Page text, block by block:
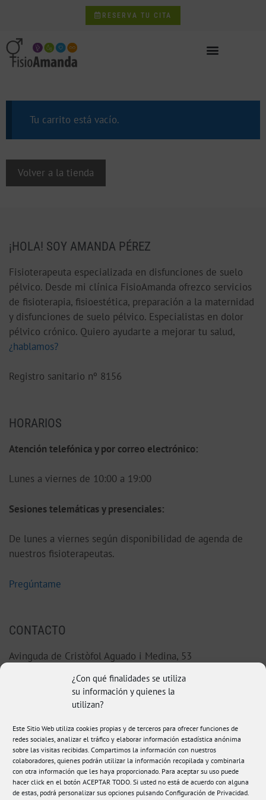
¿Con qué finalidades se utiliza
su información y quienes la
utilizan?
Este Sitio Web utiliza cookies propias y de terceros para ofrecer funciones de
redes sociales, analizar el tráfico y elaborar información estadística anónima
sobre las visitas recibidas. Compartimos la información con nuestros
colaboradores, quienes podrán utilizar la información recopilada y combinarla
con otra información que les haya proporcionado. Para aceptar su uso puede
hacer click en el botón ACEPTAR TODO. Si usted no está de acuerdo con alguna
de estas, podrá personalizar sus opciones pulsando Configuración de Privacidad.
RESERVA TU CITA
Tu carrito está vacío.
Volver a la tienda
¡HOLA! SOY AMANDA PÉREZ
Fisioterapeuta especializada en disfunciones de suelo
pélvico. Desde mi clínica FisioAmanda ofrezco servicios
de fisioterapia, fisioestética, preparación a la maternidad
y disfunciones de suelo pélvico. Especialistas en dolor
pélvico crónico. Quiero ayudarte a mejorar tu salud,
¿hablamos?
Registro sanitario nº 8156
HORARIOS
Atención telefónica y por correo electrónico:
Lunes a viernes de 10:00 a 19:00
Sesiones telemáticas y presenciales:
De lunes a viernes según disponibilidad de agenda de
nuestros fisioterapeutas.
Pregúntame
CONTACTO
Avinguda de Cristòfol Aguado i Medina, 53
hola@fisioamanda.es